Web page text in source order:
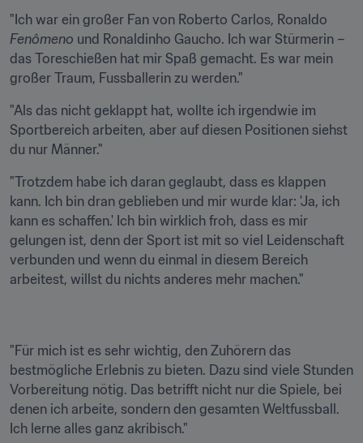
Fenômeno und Ronaldinho Gaucho. Ich war Stürmerin –
das Toreschießen hat mir Spaß gemacht. Es war mein
großer Traum, Fussballerin zu werden."
"Als das nicht geklappt hat, wollte ich irgendwie im
Sportbereich arbeiten, aber auf diesen Positionen siehst
du nur Männer."
"Trotzdem habe ich daran geglaubt, dass es klappen
kann. Ich bin dran geblieben und mir wurde klar: 'Ja, ich
kann es schaffen.' Ich bin wirklich froh, dass es mir
gelungen ist, denn der Sport ist mit so viel Leidenschaft
verbunden und wenn du einmal in diesem Bereich
arbeitest, willst du nichts anderes mehr machen."
"Für mich ist es sehr wichtig, den Zuhörern das
bestmögliche Erlebnis zu bieten. Dazu sind viele Stunden
Vorbereitung nötig. Das betrifft nicht nur die Spiele, bei
denen ich arbeite, sondern den gesamten Weltfussball.
Ich lerne alles ganz akribisch."